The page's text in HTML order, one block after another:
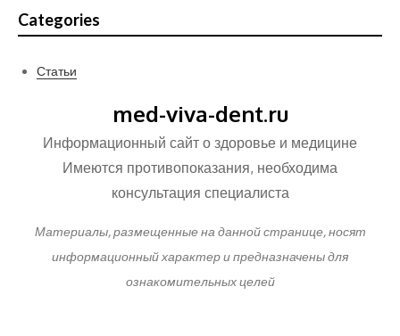
Categories
Статьи
med-viva-dent.ru
Информационный сайт о здоровье и медицине
Имеются противопоказания, необходима
консультация специалиста
Материалы, размещенные на данной странице, носят
информационный характер и предназначены для
ознакомительных целей